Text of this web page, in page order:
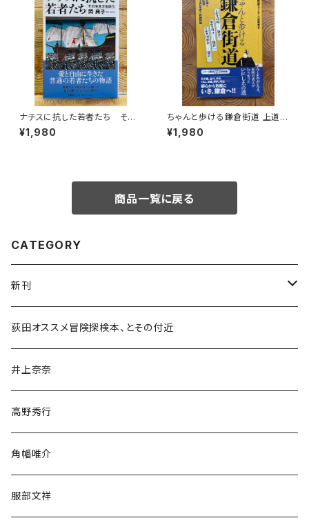
ナチスに抗した若者たち その
生き方を問う
¥1,980
ちゃんと歩ける鎌倉街道 上道・
中道・下道
¥1,980
商品一覧に戻る
CATEGORY
新刊
和書
文学・小説・物語
随筆・ノンフィクション・その他
荻田オススメ冒険探検本、とその付近
井上奈奈
高野秀行
角幡唯介
服部文祥